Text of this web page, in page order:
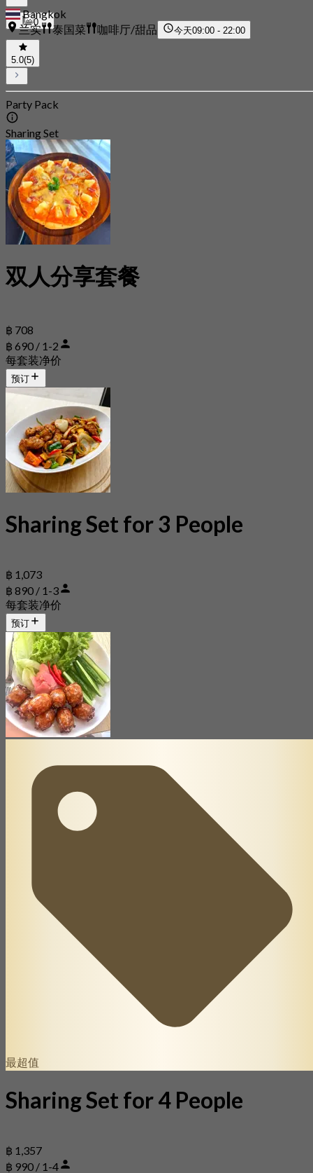
0
Bangkok
兰实
泰国菜 咖啡厅/甜品 今天09:00 - 22:00
5.0(5)
Party Pack
Sharing Set
双人分享套餐
฿ 708
฿ 690 / 1-2
每套装净价
预订
Sharing Set for 3 People
฿ 1,073
฿ 890 / 1-3
每套装净价
预订
最超值
Sharing Set for 4 People
฿ 1,357
฿ 990 / 1-4